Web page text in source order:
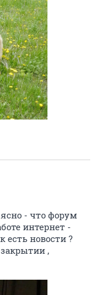
- что форум
интернет -
есть новости ?
,